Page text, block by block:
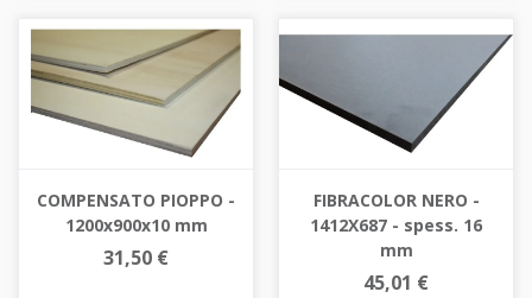
COMPENSATO PIOPPO -
1200x900x10 mm
31,50 €
FIBRACOLOR NERO -
1412X687 - spess. 16
mm
45,01 €